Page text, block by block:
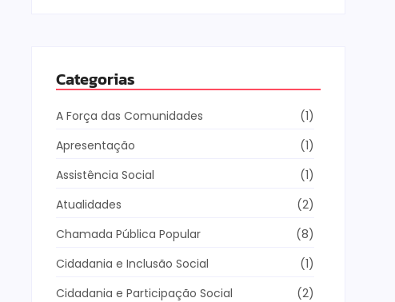
Categorias
A Força das Comunidades
(1)
Apresentação
(1)
Assistência Social
(1)
Atualidades
(2)
Chamada Pública Popular
(8)
Cidadania e Inclusão Social
(1)
Cidadania e Participação Social
(2)